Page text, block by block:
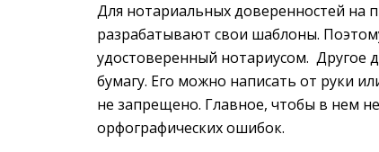
Для нотариальных доверенностей на
разрабатывают свои шаблоны.
удостоверенный нотариусом. Другое
бумагу. Его можно написать от руки
не запрещено. Главное, чтобы в нем
орфографических ошибок.